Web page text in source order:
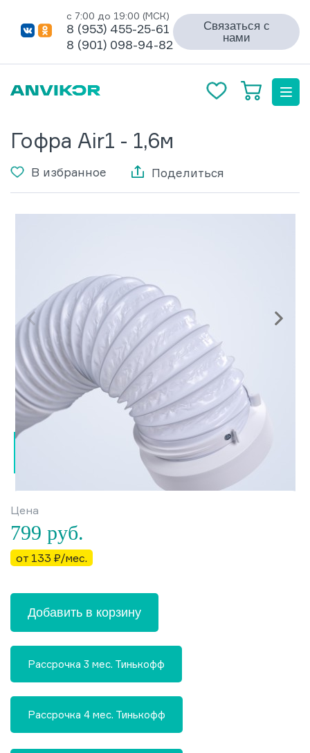
с 7:00 до 19:00 (МСК)
8 (953) 455-25-61
8 (901) 098-94-82
Связаться с
нами
Гофра Air1 - 1,6м
В избранное Поделиться
Цена
799 руб.
от 133 ₽/мес.
Добавить в корзину
Рассрочка 3 мес. Тинькофф
Рассрочка 4 мес. Тинькофф